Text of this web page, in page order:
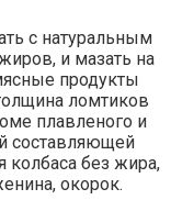
с натуральным
и мазать на
продукты
ломтиков
плавленого и
составляющей
колбаса без жира,
окорок.